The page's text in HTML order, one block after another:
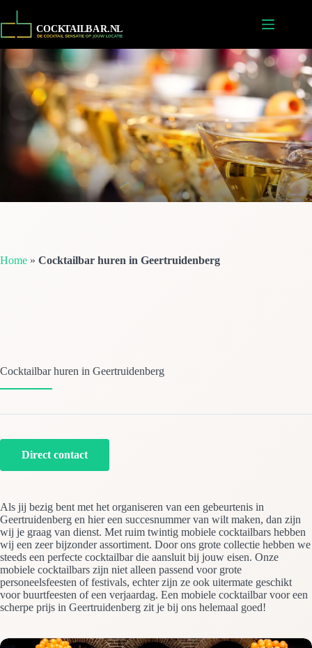
Home » Cocktailbar huren in Geertruidenberg
Cocktailbar huren in Geertruidenberg
Direct contact
Als jij bezig bent met het organiseren van een gebeurtenis in
Geertruidenberg en hier een succesnummer van wilt maken, dan zijn
wij je graag van dienst. Met ruim twintig mobiele cocktailbars hebben
wij een zeer bijzonder assortiment. Door ons grote collectie hebben we
steeds een perfecte cocktailbar die aansluit bij jouw eisen. Onze
mobiele cocktailbars zijn niet alleen passend voor grote
personeelsfeesten of festivals, echter zijn ze ook uitermate geschikt
voor buurtfeesten of een verjaardag. Een mobiele cocktailbar voor een
scherpe prijs in Geertruidenberg zit je bij ons helemaal goed!